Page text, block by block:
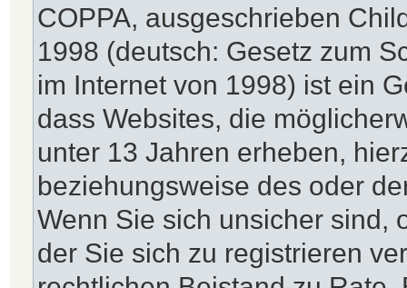
COPPA, ausgeschrieben
1998 (deutsch: Gesetz zum
im Internet von 1998) ist ein
dass Websites, die
unter 13 Jahren erheben,
beziehungsweise des oder
Wenn Sie sich unsicher sind,
der Sie sich zu registrieren